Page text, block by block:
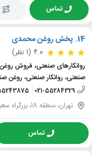
تماس
14. پخش روغن محمدی
4.0 (1 نظر)
روانکارهای صنعتی، فروش
صنعتی، روانکار صنعتی، روغن
021-55284329
تهران، منطقه 18، بزرگراه سعیدی، کیلومتر 13، پلاک 339
تماس